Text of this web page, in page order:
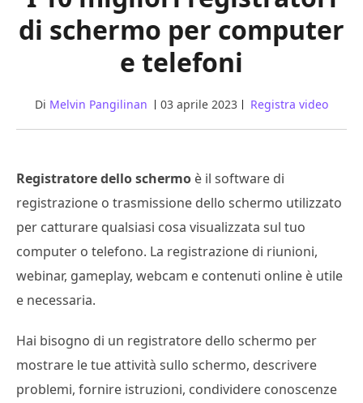
di schermo per computer
e telefoni
Di Melvin Pangilinan 03 aprile 2023 Registra video
Registratore dello schermo è il software di
registrazione o trasmissione dello schermo utilizzato
per catturare qualsiasi cosa visualizzata sul tuo
computer o telefono. La registrazione di riunioni,
webinar, gameplay, webcam e contenuti online è utile
e necessaria.
Hai bisogno di un registratore dello schermo per
mostrare le tue attività sullo schermo, descrivere
problemi, fornire istruzioni, condividere conoscenze